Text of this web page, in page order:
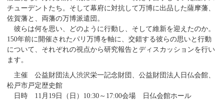
チューデントたち。そして幕府に対抗して万博に出品した薩摩藩、
佐賀藩と、両藩の万博派遣団。
彼らは何を思い、どのように行動し、そして維新を迎えたのか。
150年前に開催されたパリ万博を軸に、交錯する彼らの思いと行動
について、それぞれの視点から研究報告とディスカッションを行い
ます。
主催 公益財団法人渋沢栄一記念財団、公益財団法人日仏会館、
松戸市戸定歴史館
日時 11月19日（日）10:30～17:00会場 日仏会館ホール